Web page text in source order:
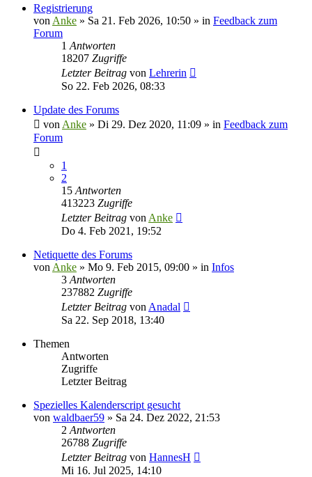
Registrierung
von Anke » Sa 21. Feb 2026, 10:50 » in Feedback zum
Forum
1 Antworten
18207 Zugriffe
Letzter Beitrag von Lehrerin
So 22. Feb 2026, 08:33
Update des Forums
von Anke » Di 29. Dez 2020, 11:09 » in Feedback zum
Forum
1
2
15 Antworten
413223 Zugriffe
Letzter Beitrag von Anke
Do 4. Feb 2021, 19:52
Netiquette des Forums
von Anke » Mo 9. Feb 2015, 09:00 » in Infos
3 Antworten
237882 Zugriffe
Letzter Beitrag von Anadal
Sa 22. Sep 2018, 13:40
Themen
Antworten
Zugriffe
Letzter Beitrag
Spezielles Kalenderscript gesucht
von waldbaer59 » Sa 24. Dez 2022, 21:53
2 Antworten
26788 Zugriffe
Letzter Beitrag von HannesH
Mi 16. Jul 2025, 14:10